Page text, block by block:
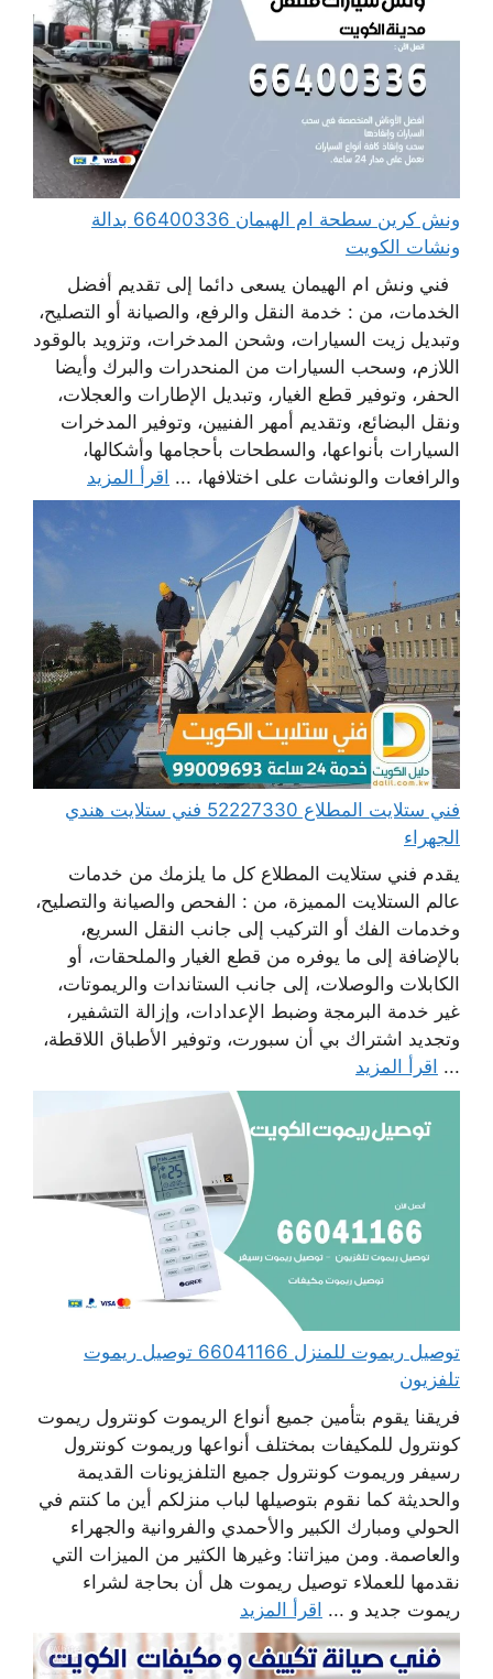
ونش كرين سطحة ام الهيمان 66400336 بدالة
ونشات الكويت
فني ونش ام الهيمان يسعى دائما إلى تقديم أفضل
الخدمات، من : خدمة النقل والرفع، والصيانة أو التصليح،
وتبديل زيت السيارات، وشحن المدخرات، وتزويد بالوقود
اللازم، وسحب السيارات من المنحدرات والبرك وأيضا
الحفر، وتوفير قطع الغيار، وتبديل الإطارات والعجلات،
ونقل البضائع، وتقديم أمهر الفنيين، وتوفير المدخرات
السيارات بأنواعها، والسطحات بأحجامها وأشكالها،
والرافعات والونشات على اختلافها، ... اقرأ المزيد
فني ستلايت المطلاع 52227330 فني ستلايت هندي
الجهراء
يقدم فني ستلايت المطلاع كل ما يلزمك من خدمات
عالم الستلايت المميزة، من : الفحص والصيانة والتصليح،
وخدمات الفك أو التركيب إلى جانب النقل السريع،
بالإضافة إلى ما يوفره من قطع الغيار والملحقات، أو
الكابلات والوصلات، إلى جانب الستاندات والريموتات،
غير خدمة البرمجة وضبط الإعدادات، وإزالة التشفير،
وتجديد اشتراك بي أن سبورت، وتوفير الأطباق اللاقطة،
... اقرأ المزيد
توصيل ريموت للمنزل 66041166 توصيل ريموت
تلفزيون
فريقنا يقوم بتأمين جميع أنواع الريموت كونترول ريموت
كونترول للمكيفات بمختلف أنواعها وريموت كونترول
رسيفر وريموت كونترول جميع التلفزيونات القديمة
والحديثة كما نقوم بتوصيلها لباب منزلكم أين ما كنتم في
الحولي ومبارك الكبير والأحمدي والفروانية والجهراء
والعاصمة. ومن ميزاتنا: وغيرها الكثير من الميزات التي
نقدمها للعملاء توصيل ريموت هل أن بحاجة لشراء
ريموت جديد و ... اقرأ المزيد